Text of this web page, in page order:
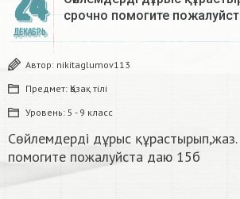
ДЕКАБРЬ
срочно помогите
Автор: nikitaglumov113
Предмет: Қазақ тiлi
Уровень: 5 - 9 класс
Сөйлемдерді дұрыс
помогите пожалуйста даю 15б​